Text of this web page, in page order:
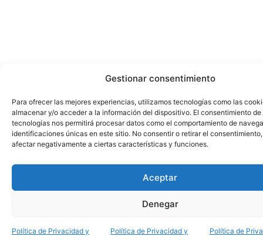
Gestionar consentimiento
Para ofrecer las mejores experiencias, utilizamos tecnologías como las
almacenar y/o acceder a la información del dispositivo. El consentimiento de
tecnologías nos permitirá procesar datos como el comportamiento de
identificaciones únicas en este sitio. No consentir o retirar el
afectar negativamente a ciertas características y funciones.
Aceptar
Denegar
Política de Privacidad y Política de Privacidad y Política de